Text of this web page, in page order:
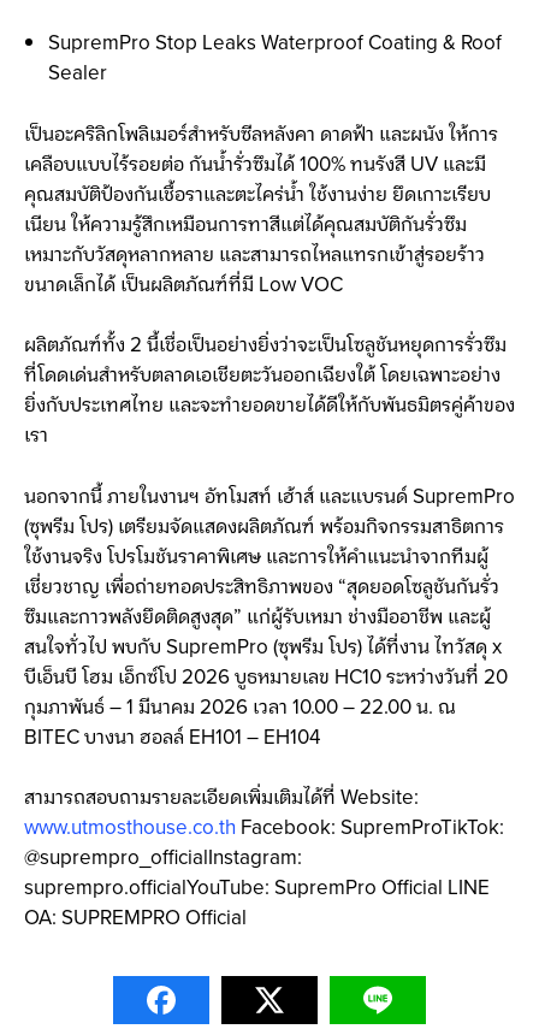
SupremPro Stop Leaks Waterproof Coating & Roof
Sealer
เป็นอะคริลิกโพลิเมอร์สำหรับซีลหลังคา ดาดฟ้า และผนัง ให้การ
เคลือบแบบไร้รอยต่อ กันน้ำรั่วซึมได้ 100% ทนรังสี UV และมี
คุณสมบัติป้องกันเชื้อราและตะไคร่น้ำ ใช้งานง่าย ยึดเกาะเรียบ
เนียน ให้ความรู้สึกเหมือนการทาสีแต่ได้คุณสมบัติกันรั่วซึม
เหมาะกับวัสดุหลากหลาย และสามารถไหลแทรกเข้าสู่รอยร้าว
ขนาดเล็กได้ เป็นผลิตภัณฑ์ที่มี Low VOC
ผลิตภัณฑ์ทั้ง 2 นี้เชื่อเป็นอย่างยิ่งว่าจะเป็นโซลูชันหยุดการรั่วซึม
ที่โดดเด่นสำหรับตลาดเอเชียตะวันออกเฉียงใต้ โดยเฉพาะอย่าง
ยิ่งกับประเทศไทย และจะทำยอดขายได้ดีให้กับพันธมิตรคู่ค้าของ
เรา
นอกจากนี้ ภายในงานฯ อัทโมสท์ เฮ้าส์ และแบรนด์ SupremPro
(ซุพรีม โปร) เตรียมจัดแสดงผลิตภัณฑ์ พร้อมกิจกรรมสาธิตการ
ใช้งานจริง โปรโมชันราคาพิเศษ และการให้คำแนะนำจากทีมผู้
เชี่ยวชาญ เพื่อถ่ายทอดประสิทธิภาพของ “สุดยอดโซลูชันกันรั่ว
ซึมและกาวพลังยึดติดสูงสุด” แก่ผู้รับเหมา ช่างมืออาชีพ และผู้
สนใจทั่วไป พบกับ SupremPro (ซุพรีม โปร) ได้ที่งาน ไทวัสดุ x
บีเอ็นบี โฮม เอ็กซ์โป 2026 บูธหมายเลข HC10 ระหว่างวันที่ 20
กุมภาพันธ์ – 1 มีนาคม 2026 เวลา 10.00 – 22.00 น. ณ
BITEC บางนา ฮอลล์ EH101 – EH104
สามารถสอบถามรายละเอียดเพิ่มเติมได้ที่ Website:
www.utmosthouse.co.th Facebook: SupremProTikTok:
@suprempro_officialInstagram:
suprempro.officialYouTube: SupremPro Official LINE
OA: SUPREMPRO Official